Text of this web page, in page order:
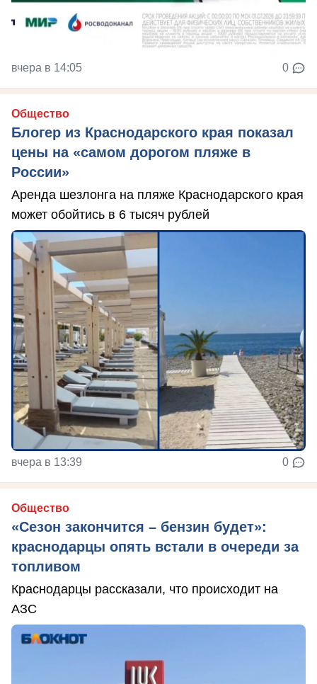
вчера в 14:05 0
Общество
Блогер из Краснодарского края показал
цены на «самом дорогом пляже в
России»
Аренда шезлонга на пляже Краснодарского края
может обойтись в 6 тысяч рублей
вчера в 13:39 0
Общество
«Сезон закончится – бензин будет»:
краснодарцы опять встали в очереди за
топливом
Краснодарцы рассказали, что происходит на
АЗС